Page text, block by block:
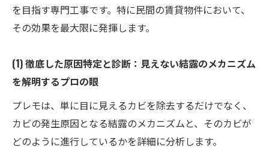
を目指す専門工事です。特に民間の賃貸物件において、
その効果を最大限に発揮します。
(1) 徹底した原因特定と診断：見えない結露のメカニズム
を解明するプロの眼
プレモは、単に目に見えるカビを除去するだけでなく、
カビの発生原因となる結露のメカニズムと、そのカビが
どのように進行しているかを詳細に分析します。